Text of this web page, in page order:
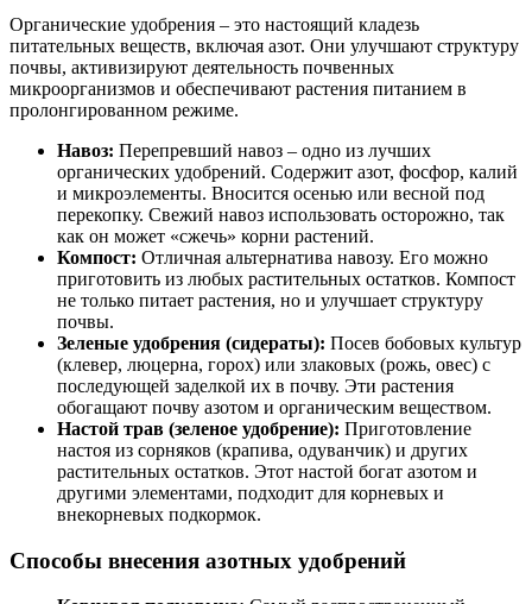
Органические удобрения – это настоящий кладезь
питательных веществ, включая азот. Они улучшают структуру
почвы, активизируют деятельность почвенных
микроорганизмов и обеспечивают растения питанием в
пролонгированном режиме.
Навоз: Перепревший навоз – одно из лучших
органических удобрений. Содержит азот, фосфор, калий
и микроэлементы. Вносится осенью или весной под
перекопку. Свежий навоз использовать осторожно, так
как он может «сжечь» корни растений.
Компост: Отличная альтернатива навозу. Его можно
приготовить из любых растительных остатков. Компост
не только питает растения, но и улучшает структуру
почвы.
Зеленые удобрения (сидераты): Посев бобовых культур
(клевер, люцерна, горох) или злаковых (рожь, овес) с
последующей заделкой их в почву. Эти растения
обогащают почву азотом и органическим веществом.
Настой трав (зеленое удобрение): Приготовление
настоя из сорняков (крапива, одуванчик) и других
растительных остатков. Этот настой богат азотом и
другими элементами, подходит для корневых и
внекорневых подкормок.
Способы внесения азотных удобрений